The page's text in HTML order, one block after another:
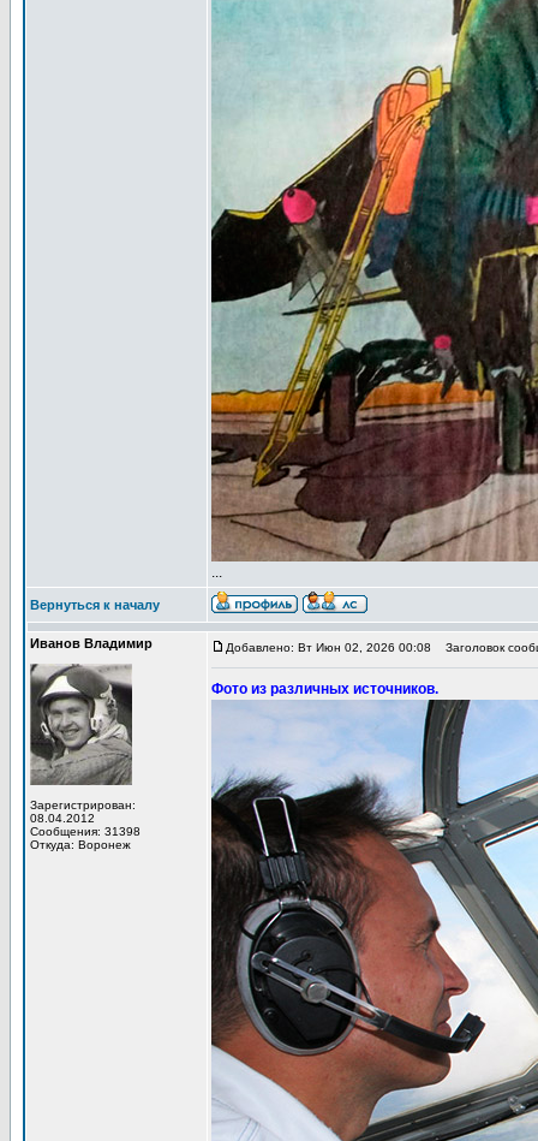
...
Вернуться к началу
Иванов Владимир
Зарегистрирован:
08.04.2012
Сообщения: 31398
Откуда: Воронеж
Добавлено: Вт Июн 02, 2026 00:08 Заголовок
Фото из различных источников.